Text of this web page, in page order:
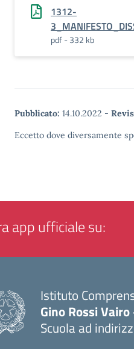
1312-
pdf - 332 kb
Pubblicato: 14.10.2022 -
Eccetto dove diversamente
app ufficiale su:
Istituto
Gino Rossi
Scuola ad